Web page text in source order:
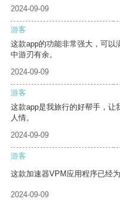
2024-09-09
游客
这款app的功能非常强大，可以
中游刃有余。
2024-09-09
游客
这款app是我旅行的好帮手，让
人情。
2024-09-09
游客
这款加速器VPM应用程序已经
2024-09-09